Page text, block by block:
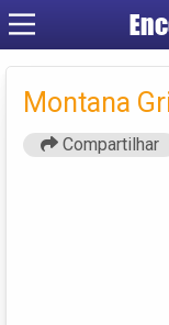
Montana
Compartilhar